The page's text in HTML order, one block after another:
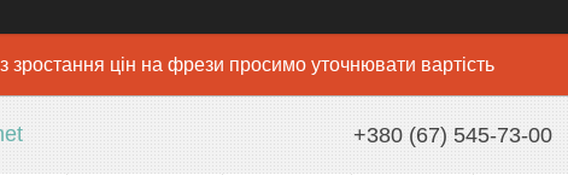
зростання цін на фрези просимо уточнювати вартість
+380 (67) 545-73-00